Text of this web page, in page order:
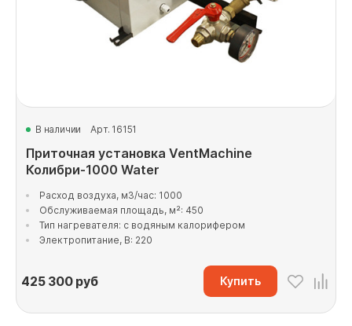
В наличии Арт. 16151
Приточная установка VentMachine
Колибри-1000 Water
Расход воздуха, м3/час: 1000
Обслуживаемая площадь, м²: 450
Тип нагревателя: с водяным калорифером
Электропитание, В: 220
425 300руб Купить